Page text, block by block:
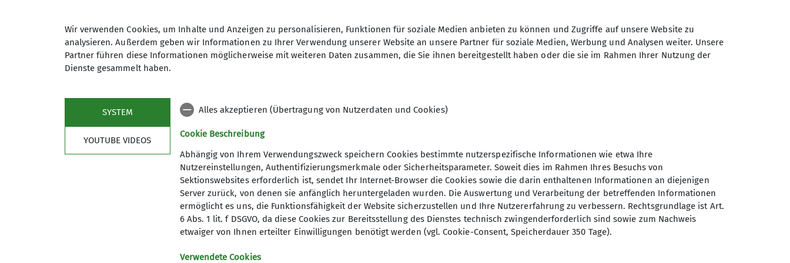
Am Wochenende, meist sonntags geht es dann etwas weiter.
Auch nehmen wir an Veranstaltungen anderer Vereine teil. Dabei kann es auch mal weiter gehen (42, 50, 68, 72 oder 101
km).
Komm doch einmal mit!
Woche.
Du benötigst lediglich gute Laune, gesunde Füße, festes Schuhzeug und wetterfeste Kleidung.
Gewandert wird immer, auch wenn das Wetter mal nicht so optimal ist.
Also: Lust? Dann hoffentlich bis bald bei der nächsten Wanderung.
Berichte vergangener Wanderungen findest duhier
Virtuelle Gruppe für die Zusammenfassung von Events, die auf der Homepage besonders hervorgehoben werden sollen.
Anmeldung
Anmeldung ab / bis 07.10.2025 / 31.10.2025
Wir verwenden Cookies, um Inhalte und Anzeigen zu personalisieren, Funktionen für soziale Medien anbieten zu können und Zugriffe auf unsere Website zu
analysieren. Außerdem geben wir Informationen zu Ihrer Verwendung unserer Website an unsere Partner für soziale Medien, Werbung und Analysen weiter. Unsere
Partner führen diese Informationen möglicherweise mit weiteren Daten zusammen, die Sie ihnen bereitgestellt haben oder die sie im Rahmen Ihrer Nutzung der
Dienste gesammelt haben.
SYSTEM
YOUTUBE VIDEOS
Alles akzeptieren (Übertragung von Nutzerdaten und Cookies)
Cookie Beschreibung
Abhängig von Ihrem Verwendungszweck speichern Cookies bestimmte nutzerspezifische Informationen wie etwa Ihre
Nutzereinstellungen, Authentifizierungsmerkmale oder Sicherheitsparameter. Soweit dies im Rahmen Ihres Besuchs von
Sektionswebsites erforderlich ist, sendet Ihr Internet-Browser die Cookies sowie die darin enthaltenen Informationen an diejenigen
Server zurück, von denen sie anfänglich heruntergeladen wurden. Die Auswertung und Verarbeitung der betreffenden Informationen
ermöglicht es uns, die Funktionsfähigkeit der Website sicherzustellen und Ihre Nutzererfahrung zu verbessern. Rechtsgrundlage ist Art.
6 Abs. 1 lit. f DSGVO, da diese Cookies zur Bereitsstellung des Dienstes technisch zwingenderforderlich sind sowie zum Nachweis
etwaiger von Ihnen erteilter Einwilligungen benötigt werden (vgl. Cookie-Consent, Speicherdauer 350 Tage).
Verwendete Cookies